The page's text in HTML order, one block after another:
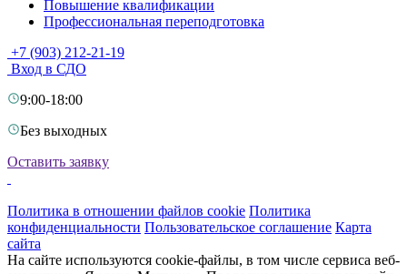
Повышение квалификации
Профессиональная переподготовка
+7 (903) 212-21-19
Вход в СДО
9:00-18:00
Без выходных
Оставить заявку
Политика в отношении файлов cookie Политика
конфиденциальности Пользовательское соглашение Карта
сайта
На сайте используются cookie-файлы, в том числе сервиса веб-